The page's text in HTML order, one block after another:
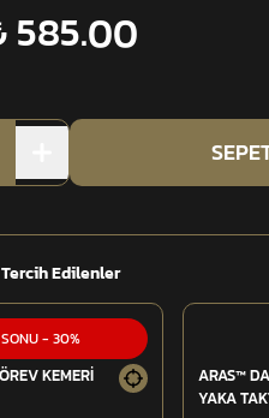
585.00
Edilenler
- 30%
KEMERİ
ARAS™
YAKA